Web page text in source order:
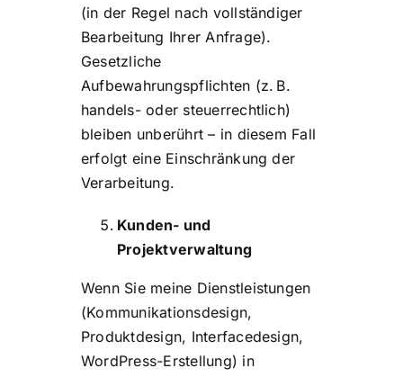
(in der Regel nach vollständiger
Bearbeitung Ihrer Anfrage).
Gesetzliche
Aufbewahrungspflichten (z. B.
handels- oder steuerrechtlich)
bleiben unberührt – in diesem Fall
erfolgt eine Einschränkung der
Verarbeitung.
Kunden- und
Projektverwaltung
Wenn Sie meine Dienstleistungen
(Kommunikationsdesign,
Produktdesign, Interfacedesign,
WordPress-Erstellung) in